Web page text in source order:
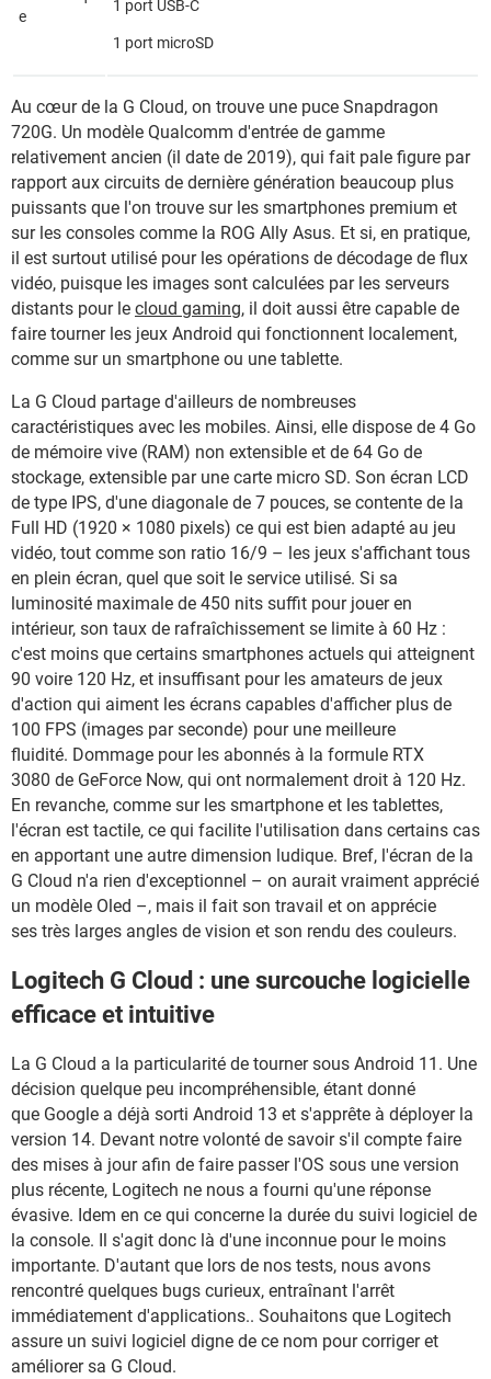
e
1 port USB-C
1 port microSD
Au cœur de la G Cloud, on trouve une puce Snapdragon
720G. Un modèle Qualcomm d'entrée de gamme
relativement ancien (il date de 2019), qui fait pale figure par
rapport aux circuits de dernière génération beaucoup plus
puissants que l'on trouve sur les smartphones premium et
sur les consoles comme la ROG Ally Asus. Et si, en pratique,
il est surtout utilisé pour les opérations de décodage de flux
vidéo, puisque les images sont calculées par les serveurs
distants pour le cloud gaming, il doit aussi être capable de
faire tourner les jeux Android qui fonctionnent localement,
comme sur un smartphone ou une tablette.
La G Cloud partage d'ailleurs de nombreuses
caractéristiques avec les mobiles. Ainsi, elle dispose de 4 Go
de mémoire vive (RAM) non extensible et de 64 Go de
stockage, extensible par une carte micro SD. Son écran LCD
de type IPS, d'une diagonale de 7 pouces, se contente de la
Full HD (1920 × 1080 pixels) ce qui est bien adapté au jeu
vidéo, tout comme son ratio 16/9 – les jeux s'affichant tous
en plein écran, quel que soit le service utilisé. Si sa
luminosité maximale de 450 nits suffit pour jouer en
intérieur, son taux de rafraîchissement se limite à 60 Hz :
c'est moins que certains smartphones actuels qui atteignent
90 voire 120 Hz, et insuffisant pour les amateurs de jeux
d'action qui aiment les écrans capables d'afficher plus de
100 FPS (images par seconde) pour une meilleure
fluidité. Dommage pour les abonnés à la formule RTX
3080 de GeForce Now, qui ont normalement droit à 120 Hz.
En revanche, comme sur les smartphone et les tablettes,
l'écran est tactile, ce qui facilite l'utilisation dans certains cas
en apportant une autre dimension ludique. Bref, l'écran de la
G Cloud n'a rien d'exceptionnel – on aurait vraiment apprécié
un modèle Oled –, mais il fait son travail et on apprécie
ses très larges angles de vision et son rendu des couleurs.
Logitech G Cloud : une surcouche logicielle
efficace et intuitive
La G Cloud a la particularité de tourner sous Android 11. Une
décision quelque peu incompréhensible, étant donné
que Google a déjà sorti Android 13 et s'apprête à déployer la
version 14. Devant notre volonté de savoir s'il compte faire
des mises à jour afin de faire passer l'OS sous une version
plus récente, Logitech ne nous a fourni qu'une réponse
évasive. Idem en ce qui concerne la durée du suivi logiciel de
la console. Il s'agit donc là d'une inconnue pour le moins
importante. D'autant que lors de nos tests, nous avons
rencontré quelques bugs curieux, entraînant l'arrêt
immédiatement d'applications.. Souhaitons que Logitech
assure un suivi logiciel digne de ce nom pour corriger et
améliorer sa G Cloud.